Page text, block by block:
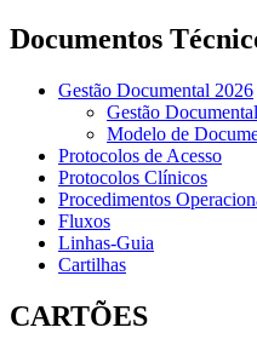
Documentos
Gestão Documental 2026
Gestão Documental
Modelo de
Protocolos de Acesso
Protocolos Clínicos
Procedimentos
Fluxos
Linhas-Guia
Cartilhas
CARTÕES